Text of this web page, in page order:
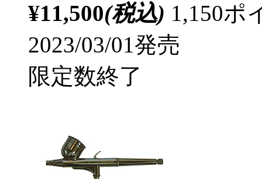
¥11,500(税込) 1,150ポ
2023/03/01発売
限定数終了